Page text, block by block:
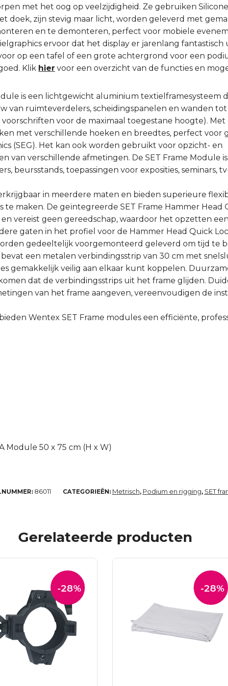
met het oog op veelzijdigheid. Ze gebruiken Silicone
doek, zijn stevig maar licht, worden geleverd met
en te demonteren, perfect voor mobiele
ervoor dat het display er jarenlang fantastisch
op een tafel of een grote achtergrond voor een
Klik hier voor een overzicht van de functies en
is een lichtgewicht aluminium textielframesysteem
van ruimteverdelers, scheidingspanelen en wanden
voor de maximaal toegestane hoogte).
met verschillende hoeken en breedtes, perfect voor
(SEG). Het kan ook worden gebruikt voor opzicht- en
van verschillende afmetingen. De SET Frame Module
beursstands, toepassingen voor exposities, seminars,
in meerdere maten en bieden superieure
te maken. De geïntegreerde SET Frame Hammer Head
vereist geen gereedschap, waardoor het opzetten
gaten in het profiel voor de Hammer Head Quick
gedeeltelijk voorgemonteerd geleverd om tijd te
bevat een metalen verbindingsstrip van 30 cm met
gemakkelijk veilig aan elkaar kunt koppelen.
dat de verbindingsstrips uit het frame glijden.
van het frame aangeven, vereenvoudigen de
Wentex SET Frame modules een efficiënte,
Module 50 x 75 cm (H x W)
86011 CATEGORIEËN: Metrisch, Podium en rigging, SET
Gerelateerde producten
-28% -28%